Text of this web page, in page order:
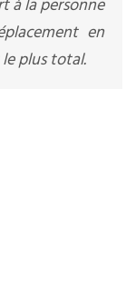
à la personne
en
plus total.